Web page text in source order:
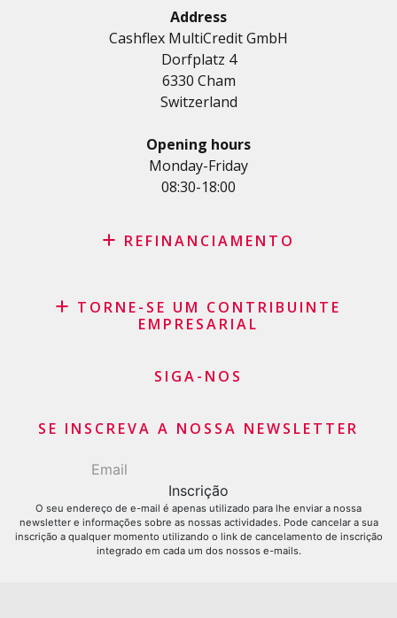
Crédito habitação
Crédito automóvel
Crédito para estudos e formações
Empréstimo médico
Crédito para empresas
Cartão de crédito
Address
Cashflex MultiCredit GmbH
Dorfplatz 4
6330 Cham
Switzerland
Opening hours
Monday-Friday
08:30-18:00
REFINANCIAMENTO
Recompra de leasing
Agrupamento de créditos
Pedido de Cartão de Crédito
TORNE-SE UM CONTRIBUINTE
EMPRESARIAL
SIGA-NOS
SE INSCREVA A NOSSA NEWSLETTER
O seu endereço de e-mail é apenas utilizado para lhe enviar a nossa
newsletter e informações sobre as nossas actividades. Pode cancelar a sua
inscrição a qualquer momento utilizando o link de cancelamento de inscrição
integrado em cada um dos nossos e-mails.